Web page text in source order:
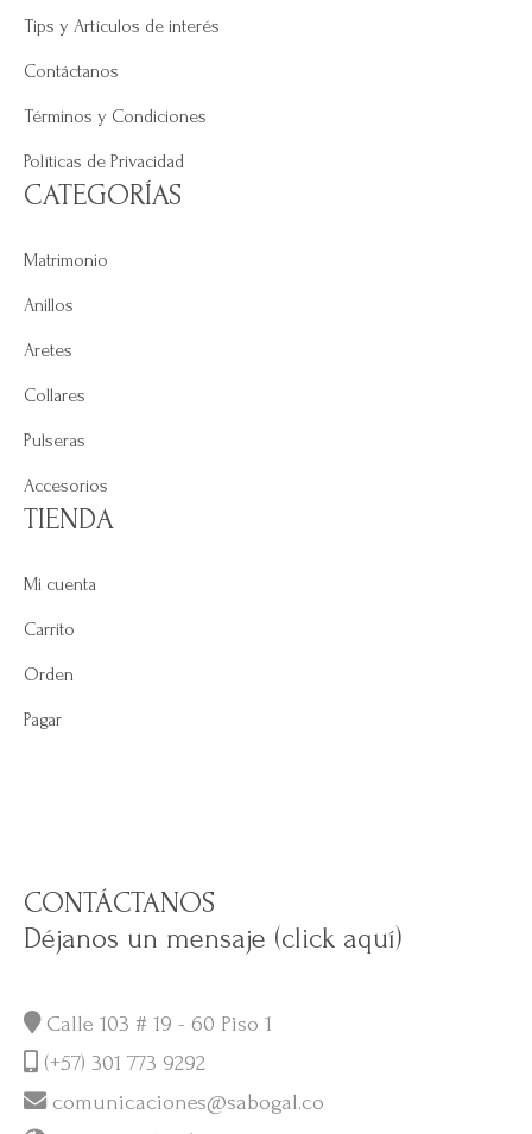
Tips y Artículos de interés
Contáctanos
Términos y Condiciones
Políticas de Privacidad
CATEGORÍAS
Matrimonio
Anillos
Aretes
Collares
Pulseras
Accesorios
TIENDA
Mi cuenta
Carrito
Orden
Pagar
CONTÁCTANOS
Déjanos un mensaje (click aquí)
Calle 103 # 19 - 60 Piso 1
(+57) 301 773 9292
comunicaciones@sabogal.co